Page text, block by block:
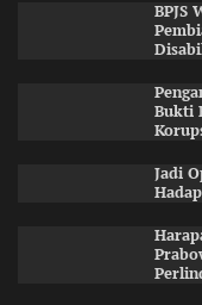
BPJS
Bukti
Jadi